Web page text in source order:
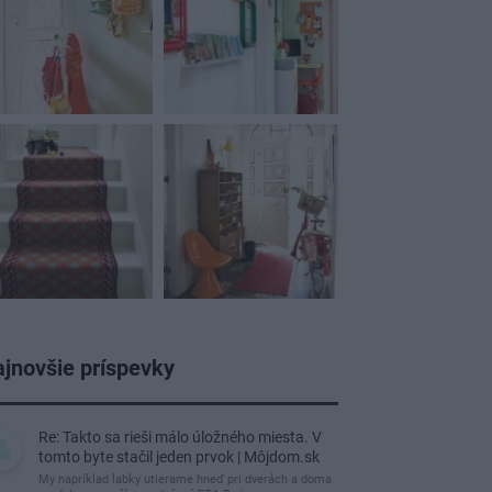
príspevky
Re: Takto sa rieši málo úložného miesta. V
tomto byte stačil jeden prvok | Môjdom.sk
My napríklad labky utierame hneď pri dverách a doma